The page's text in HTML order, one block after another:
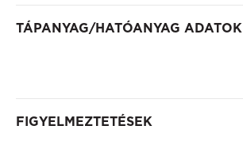
TÁPANYAG/HATÓANYAG ADATOK
FIGYELMEZTETÉSEK